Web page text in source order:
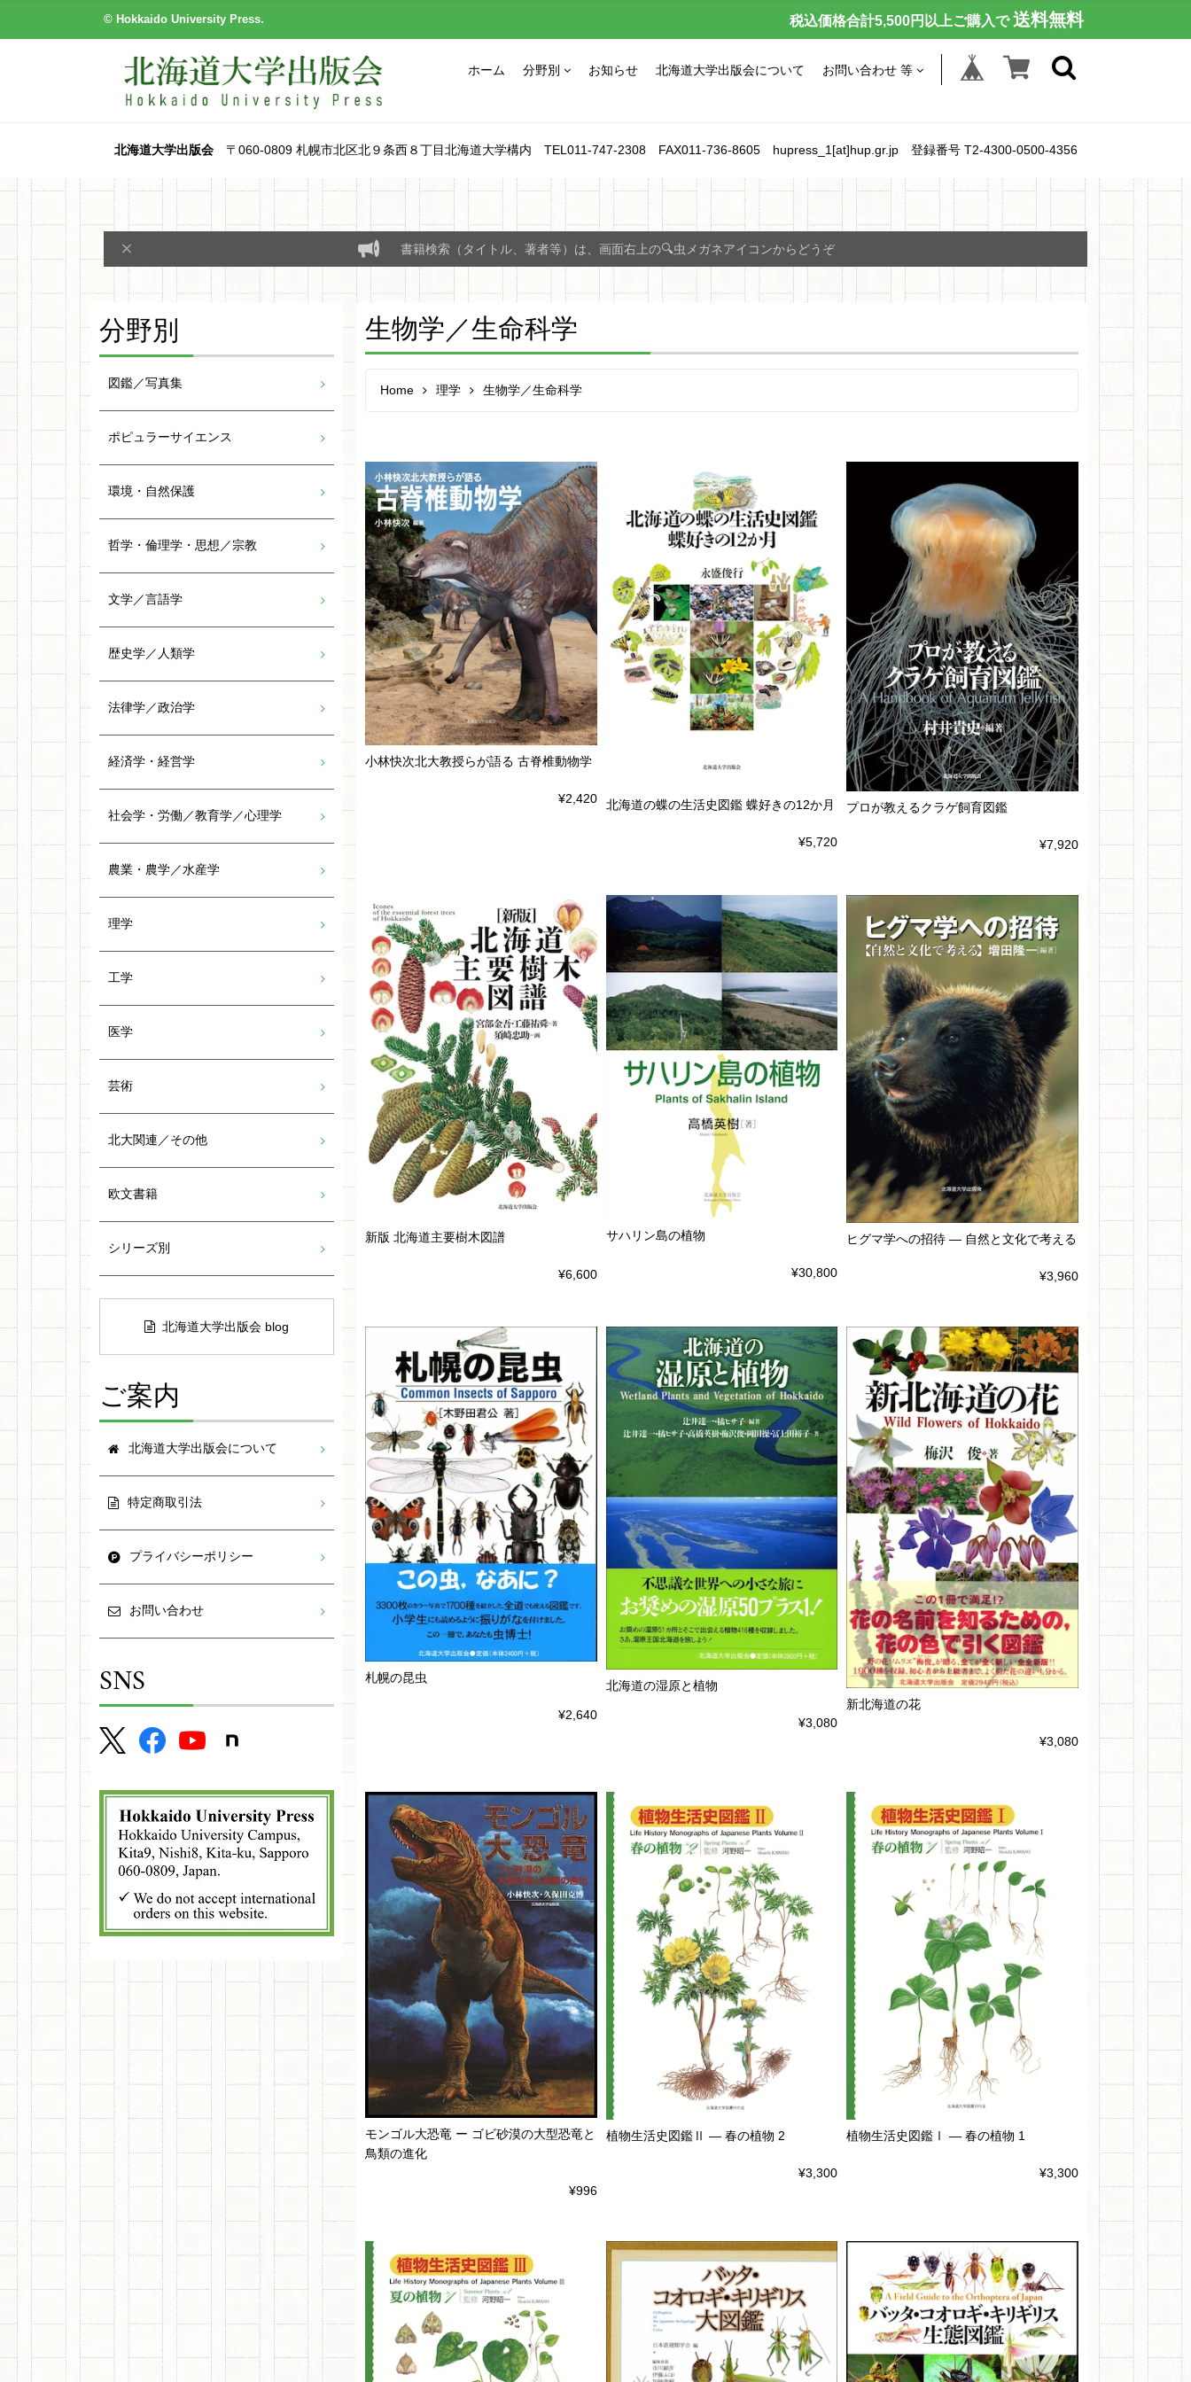
© Hokkaido University Press. 税込価格合計5,500円以上ご購入で 送料無料
ホーム 分野別 お知らせ 北海道大学出版会について お問い合わせ 等
北海道大学出版会〒060-0809 札幌市北区北９条西８丁目北海道大学構内 TEL011-747-2308 FAX011-736-8605 hupress_1[at]hup.gr.jp 登録番号 T2-4300-0500-4356
書籍検索（タイトル、著者等）は、画面右上の🔍虫メガネアイコンからどうぞ
生物学／生命科学
Home 理学 生物学／生命科学
小林快次北大教授らが語る 古脊椎動物学
¥2,420 北海道の蝶の生活史図鑑 蝶好きの12か月
¥5,720
プロが教えるクラゲ飼育図鑑
¥7,920
新版 北海道主要樹木図譜
¥6,600
サハリン島の植物
¥30,800
ヒグマ学への招待 ― 自然と文化で考える
¥3,960
札幌の昆虫
¥2,640
北海道の湿原と植物
¥3,080
新北海道の花
¥3,080
モンゴル大恐竜 ー ゴビ砂漠の大型恐竜と
鳥類の進化
¥996
植物生活史図鑑Ⅱ ― 春の植物 2
¥3,300
植物生活史図鑑Ⅰ ― 春の植物 1
¥3,300
分野別
図鑑／写真集
ポピュラーサイエンス
環境・自然保護
哲学・倫理学・思想／宗教
文学／言語学
歴史学／人類学
法律学／政治学
経済学・経営学
社会学・労働／教育学／心理学
農業・農学／水産学
理学
工学
医学
芸術
北大関連／その他
欧文書籍
シリーズ別
北海道大学出版会 blog
ご案内
北海道大学出版会について
特定商取引法
プライバシーポリシー
お問い合わせ
SNS